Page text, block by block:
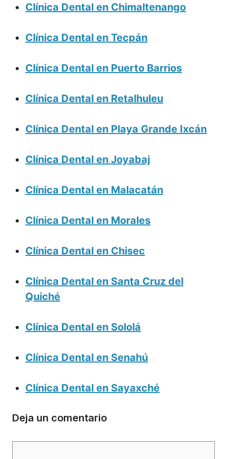
Clínica Dental en Chimaltenango
Clínica Dental en Tecpán
Clínica Dental en Puerto Barrios
Clínica Dental en Retalhuleu
Clínica Dental en Playa Grande Ixcán
Clínica Dental en Joyabaj
Clínica Dental en Malacatán
Clínica Dental en Morales
Clínica Dental en Chisec
Clínica Dental en Santa Cruz del
Quiché
Clínica Dental en Sololá
Clínica Dental en Senahú
Clínica Dental en Sayaxché
Deja un comentario